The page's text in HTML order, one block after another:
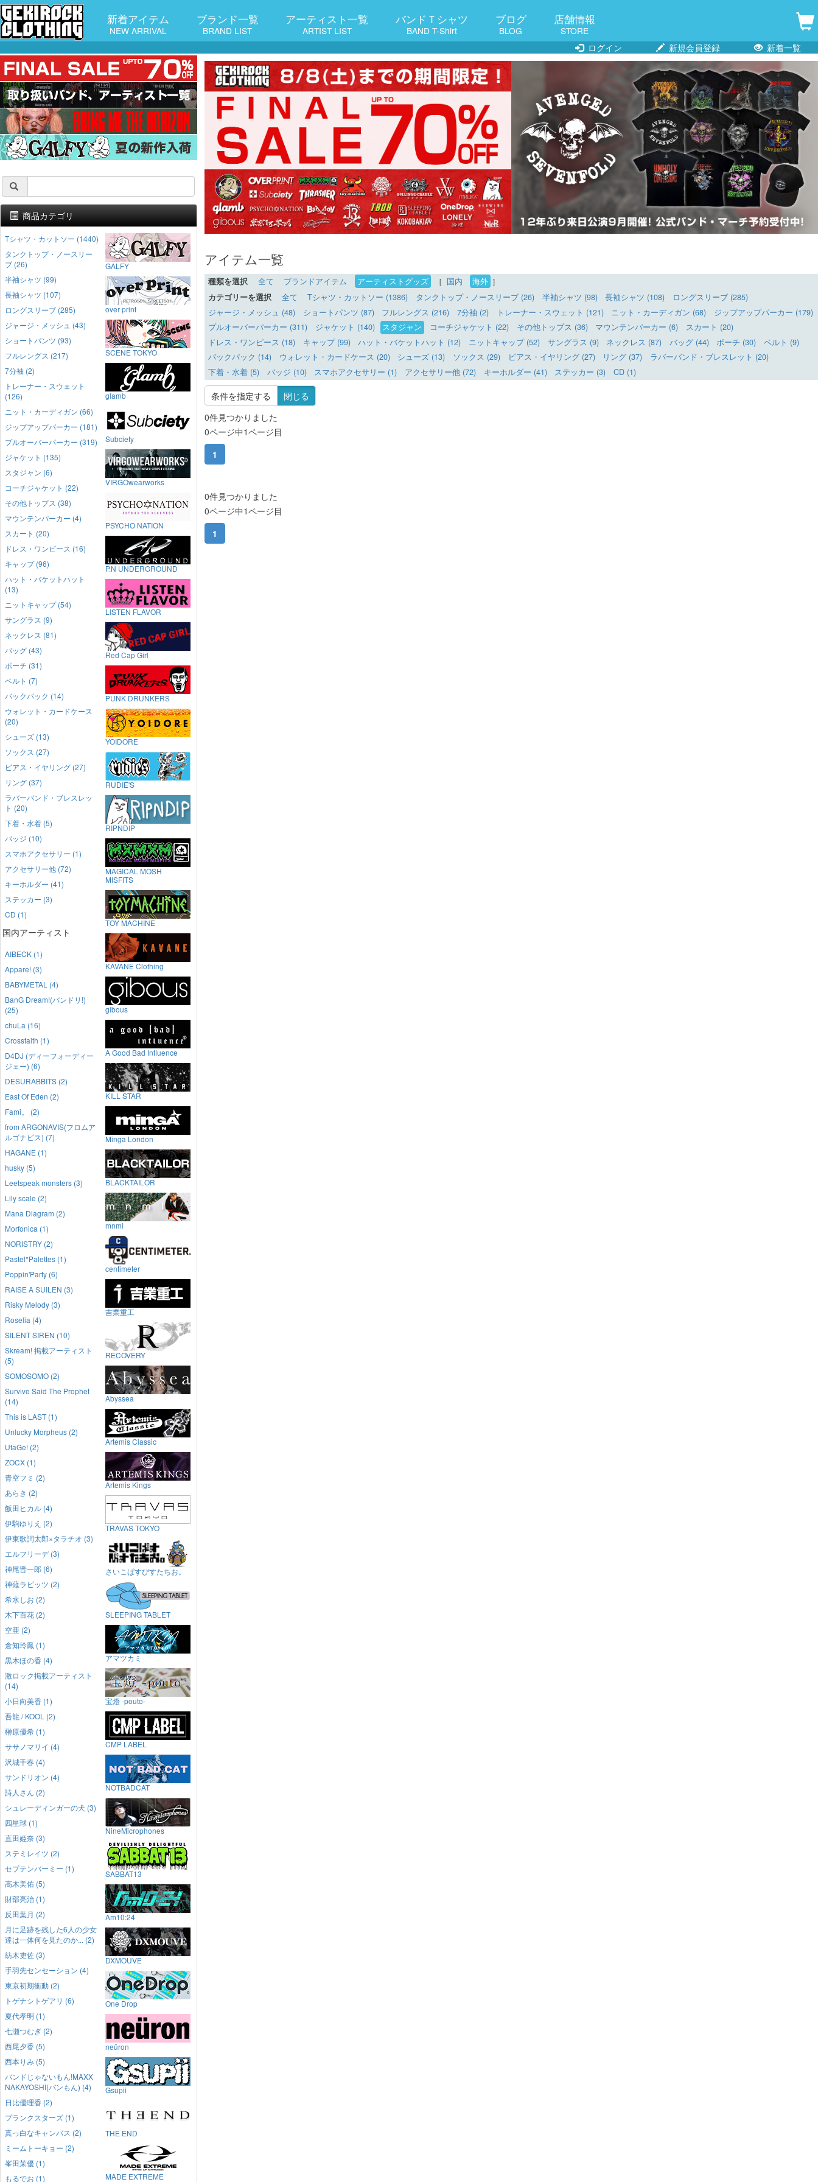
新着アイテム
NEW ARRIVAL
ブランド一覧
BRAND LIST
アーティスト一覧
ARTIST LIST
バンドＴシャツ
BAND T-Shirt
ブログ
BLOG
店舗情報
STORE
ログイン
新規会員登録 新着一覧
アイテム一覧
種類を選択 全て ブランドアイテム アーティストグッズ ［ 国内 海外 ］
カテゴリーを選択
全て Tシャツ・カットソー (1386) タンクトップ・ノースリーブ (26) 半袖シャツ (98) 長袖シャツ (108)
ロングスリーブ (285)
ジャージ・メッシュ (48)
ショートパンツ (87) フルレングス (216) 7分袖 (2) トレーナー・スウェット (121) ニット・カーディガン (68)
ジップアップパーカー (179)
プルオーバーパーカー (311)
ジャケット (140) スタジャン コーチジャケット (22) その他トップス (36) マウンテンパーカー (6)
スカート (20)
ドレス・ワンピース (18)
キャップ (99) ハット・バケットハット (12) ニットキャップ (52) サングラス (9) ネックレス (87) バッグ (44) ポーチ (30)
ベルト (9)
バックパック (14)
ウォレット・カードケース (20) シューズ (13) ソックス (29) ピアス・イヤリング (27) リング (37)
ラバーバンド・ブレスレット (20)
下着・水着 (5)
バッジ (10) スマホアクセサリー (1) アクセサリー他 (72) キーホルダー (41) ステッカー (3) CD (1)
条件を指定する
閉じる
0件見つかりました
0ページ中1ページ目
1
0件見つかりました
0ページ中1ページ目
1
商品カテゴリ
Tシャツ・カットソー (1440)
タンクトップ・ノースリー
ブ (26)
半袖シャツ (99)
長袖シャツ (107)
ロングスリーブ (285)
ジャージ・メッシュ (43)
ショートパンツ (93)
フルレングス (217)
7分袖 (2)
トレーナー・スウェット
(126)
ニット・カーディガン (66)
ジップアップパーカー (181)
プルオーバーパーカー (319)
ジャケット (135)
スタジャン (6)
コーチジャケット (22)
その他トップス (38)
マウンテンパーカー (4)
スカート (20)
ドレス・ワンピース (16)
キャップ (96)
ハット・バケットハット
(13)
ニットキャップ (54)
サングラス (9)
ネックレス (81)
バッグ (43)
ポーチ (31)
ベルト (7)
バックパック (14)
ウォレット・カードケース
(20)
シューズ (13)
ソックス (27)
ピアス・イヤリング (27)
リング (37)
ラバーバンド・ブレスレッ
ト (20)
下着・水着 (5)
バッジ (10)
スマホアクセサリー (1)
アクセサリー他 (72)
キーホルダー (41)
ステッカー (3)
CD (1)
国内アーティスト
AIBECK (1)
Appare! (3)
BABYMETAL (4)
BanG Dream!(バンドリ!)
(25)
chuLa (16)
Crossfaith (1)
D4DJ (ディーフォーディー
ジェー) (6)
DESURABBITS (2)
East Of Eden (2)
Fami。 (2)
from ARGONAVIS(フロムア
ルゴナビス) (7)
HAGANE (1)
husky (5)
Leetspeak monsters (3)
Lily scale (2)
Mana Diagram (2)
Morfonica (1)
NORISTRY (2)
Pastel*Palettes (1)
Poppin'Party (6)
RAISE A SUILEN (3)
Risky Melody (3)
Roselia (4)
SILENT SIREN (10)
Skream! 掲載アーティスト
(5)
SOMOSOMO (2)
Survive Said The Prophet
(14)
This is LAST (1)
Unlucky Morpheus (2)
UtaGe! (2)
ZOCX (1)
青空フミ (2)
あらき (2)
飯田ヒカル (4)
伊駒ゆりえ (2)
伊東歌詞太郎×タラチオ (3)
エルフリーデ (3)
神尾晋一郎 (6)
神薙ラビッツ (2)
希水しお (2)
木下百花 (2)
空亜 (2)
倉知玲鳳 (1)
黒木ほの香 (4)
激ロック掲載アーティスト
(14)
小日向美香 (1)
吾龍 / KOOL (2)
榊原優希 (1)
ササノマリイ (4)
沢城千春 (4)
サンドリオン (4)
詩人さん (2)
シュレーディンガーの犬 (3)
四星球 (1)
直田姫奈 (3)
ステミレイツ (2)
セプテンバーミー (1)
高木美佑 (5)
財部亮治 (1)
反田葉月 (2)
月に足跡を残した6人の少女
達は一体何を見たのか... (2)
紡木吏佐 (3)
手羽先センセーション (4)
東京初期衝動 (2)
トゲナシトゲアリ (6)
夏代孝明 (1)
七瀬つむぎ (2)
西尾夕香 (5)
西本りみ (5)
バンドじゃないもん!MAXX
NAKAYOSHI(バンもん) (4)
日比優理香 (2)
プランクスターズ (1)
真っ白なキャンバス (2)
ミームトーキョー (2)
峯田茉優 (1)
もるでお (1)
GALFY
over print
SCENE TOKYO
glamb
Subciety
VIRGOwearworks
PSYCHO NATION
P.N UNDERGROUND
LISTEN FLAVOR
Red Cap Girl
PUNK DRUNKERS
YOIDORE
RUDIE'S
RIPNDIP
MAGICAL MOSH
MISFITS
TOY MACHINE
KAVANE Clothing
gibous
A Good Bad Influence
KILL STAR
Minga London
BLACKTAILOR
mnml
centimeter
吉業重工
RECOVERY
Abyssea
Artemis Classic
Artemis Kings
TRAVAS TOKYO
さいこぱすぴすたちお。
SLEEPING TABLET
アマツカミ
宝燈 -pouto-
CMP LABEL
NOTBADCAT
NineMicrophones
SABBAT13
Am10:24
DXMOUVE
One Drop
neüron
Gsupii
THE END
MADE EXTREME